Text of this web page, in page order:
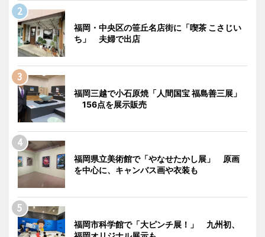
福岡・中央区の笹丘名店街に「喫茶 こさじい
ち」 夫婦で出店
福岡三越で小石原焼「人間国宝 福島善三展」
156点を展示販売
福岡県立美術館で「やなせたかし展」 原画
を中心に、キャンバス画や衣装も
福岡市科学館で「大ピンチ展！」 九州初、